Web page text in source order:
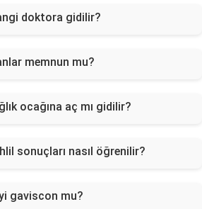
doktora gidilir?
memnun mu?
ocağına aç mı gidilir?
sonuçları nasıl öğrenilir?
gaviscon mu?